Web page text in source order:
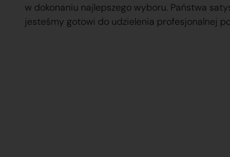
w dokonaniu najlepszego wyboru. Państwa
jesteśmy gotowi do udzielenia profesjonalnej